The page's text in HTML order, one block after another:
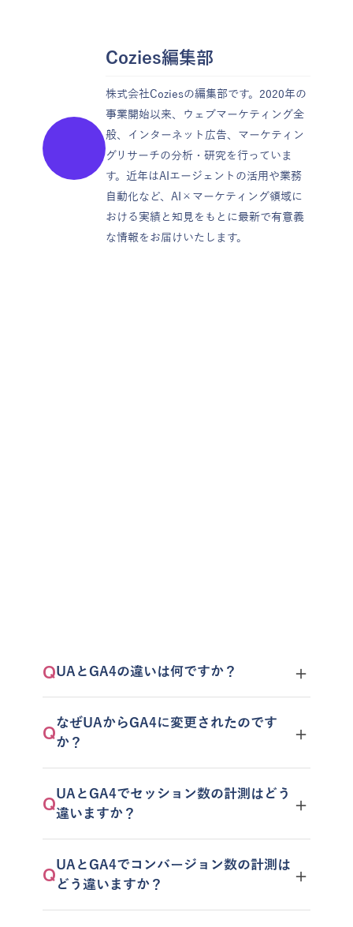
Cozies編集部
株式会社Coziesの編集部です。2020年の
事業開始以来、ウェブマーケティング全
般、インターネット広告、マーケティン
グリサーチの分析・研究を行っていま
す。近年はAIエージェントの活用や業務
自動化など、AI×マーケティング領域に
おける実績と知見をもとに最新で有意義
な情報をお届けいたします。
QUAとGA4の違いは何ですか？ ＋
QなぜUAからGA4に変更されたのです
か？
＋
QUAとGA4でセッション数の計測はどう
違いますか？
＋
QUAとGA4でコンバージョン数の計測は
どう違いますか？
＋